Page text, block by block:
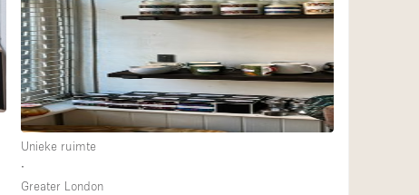
Unieke ruimte
∙
Greater London